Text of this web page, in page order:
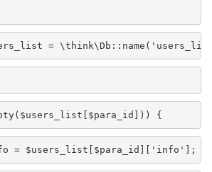
\think\Db::name('users_list')-
{